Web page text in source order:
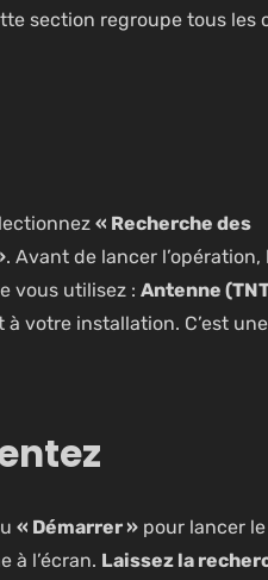
section regroupe tous les
« Recherche des
. Avant de lancer l’opération,
vous utilisez : Antenne
votre installation. C’est une
« Démarrer » pour lancer le
à l’écran. Laissez la